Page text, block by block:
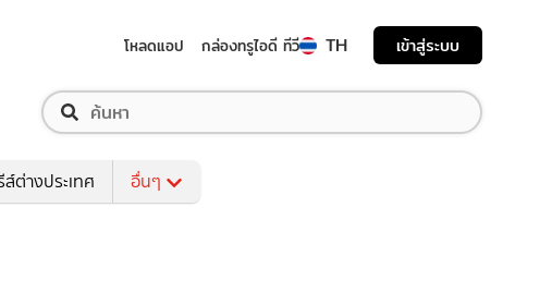
โหลดแอป กล่องทรูไอดี ทีวี TH เข้าสู่ระบบ
ส์ต่างประเทศ อื่นๆ